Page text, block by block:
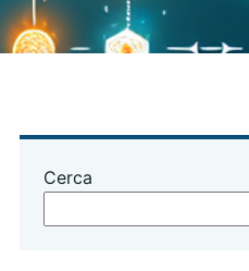
Cerca